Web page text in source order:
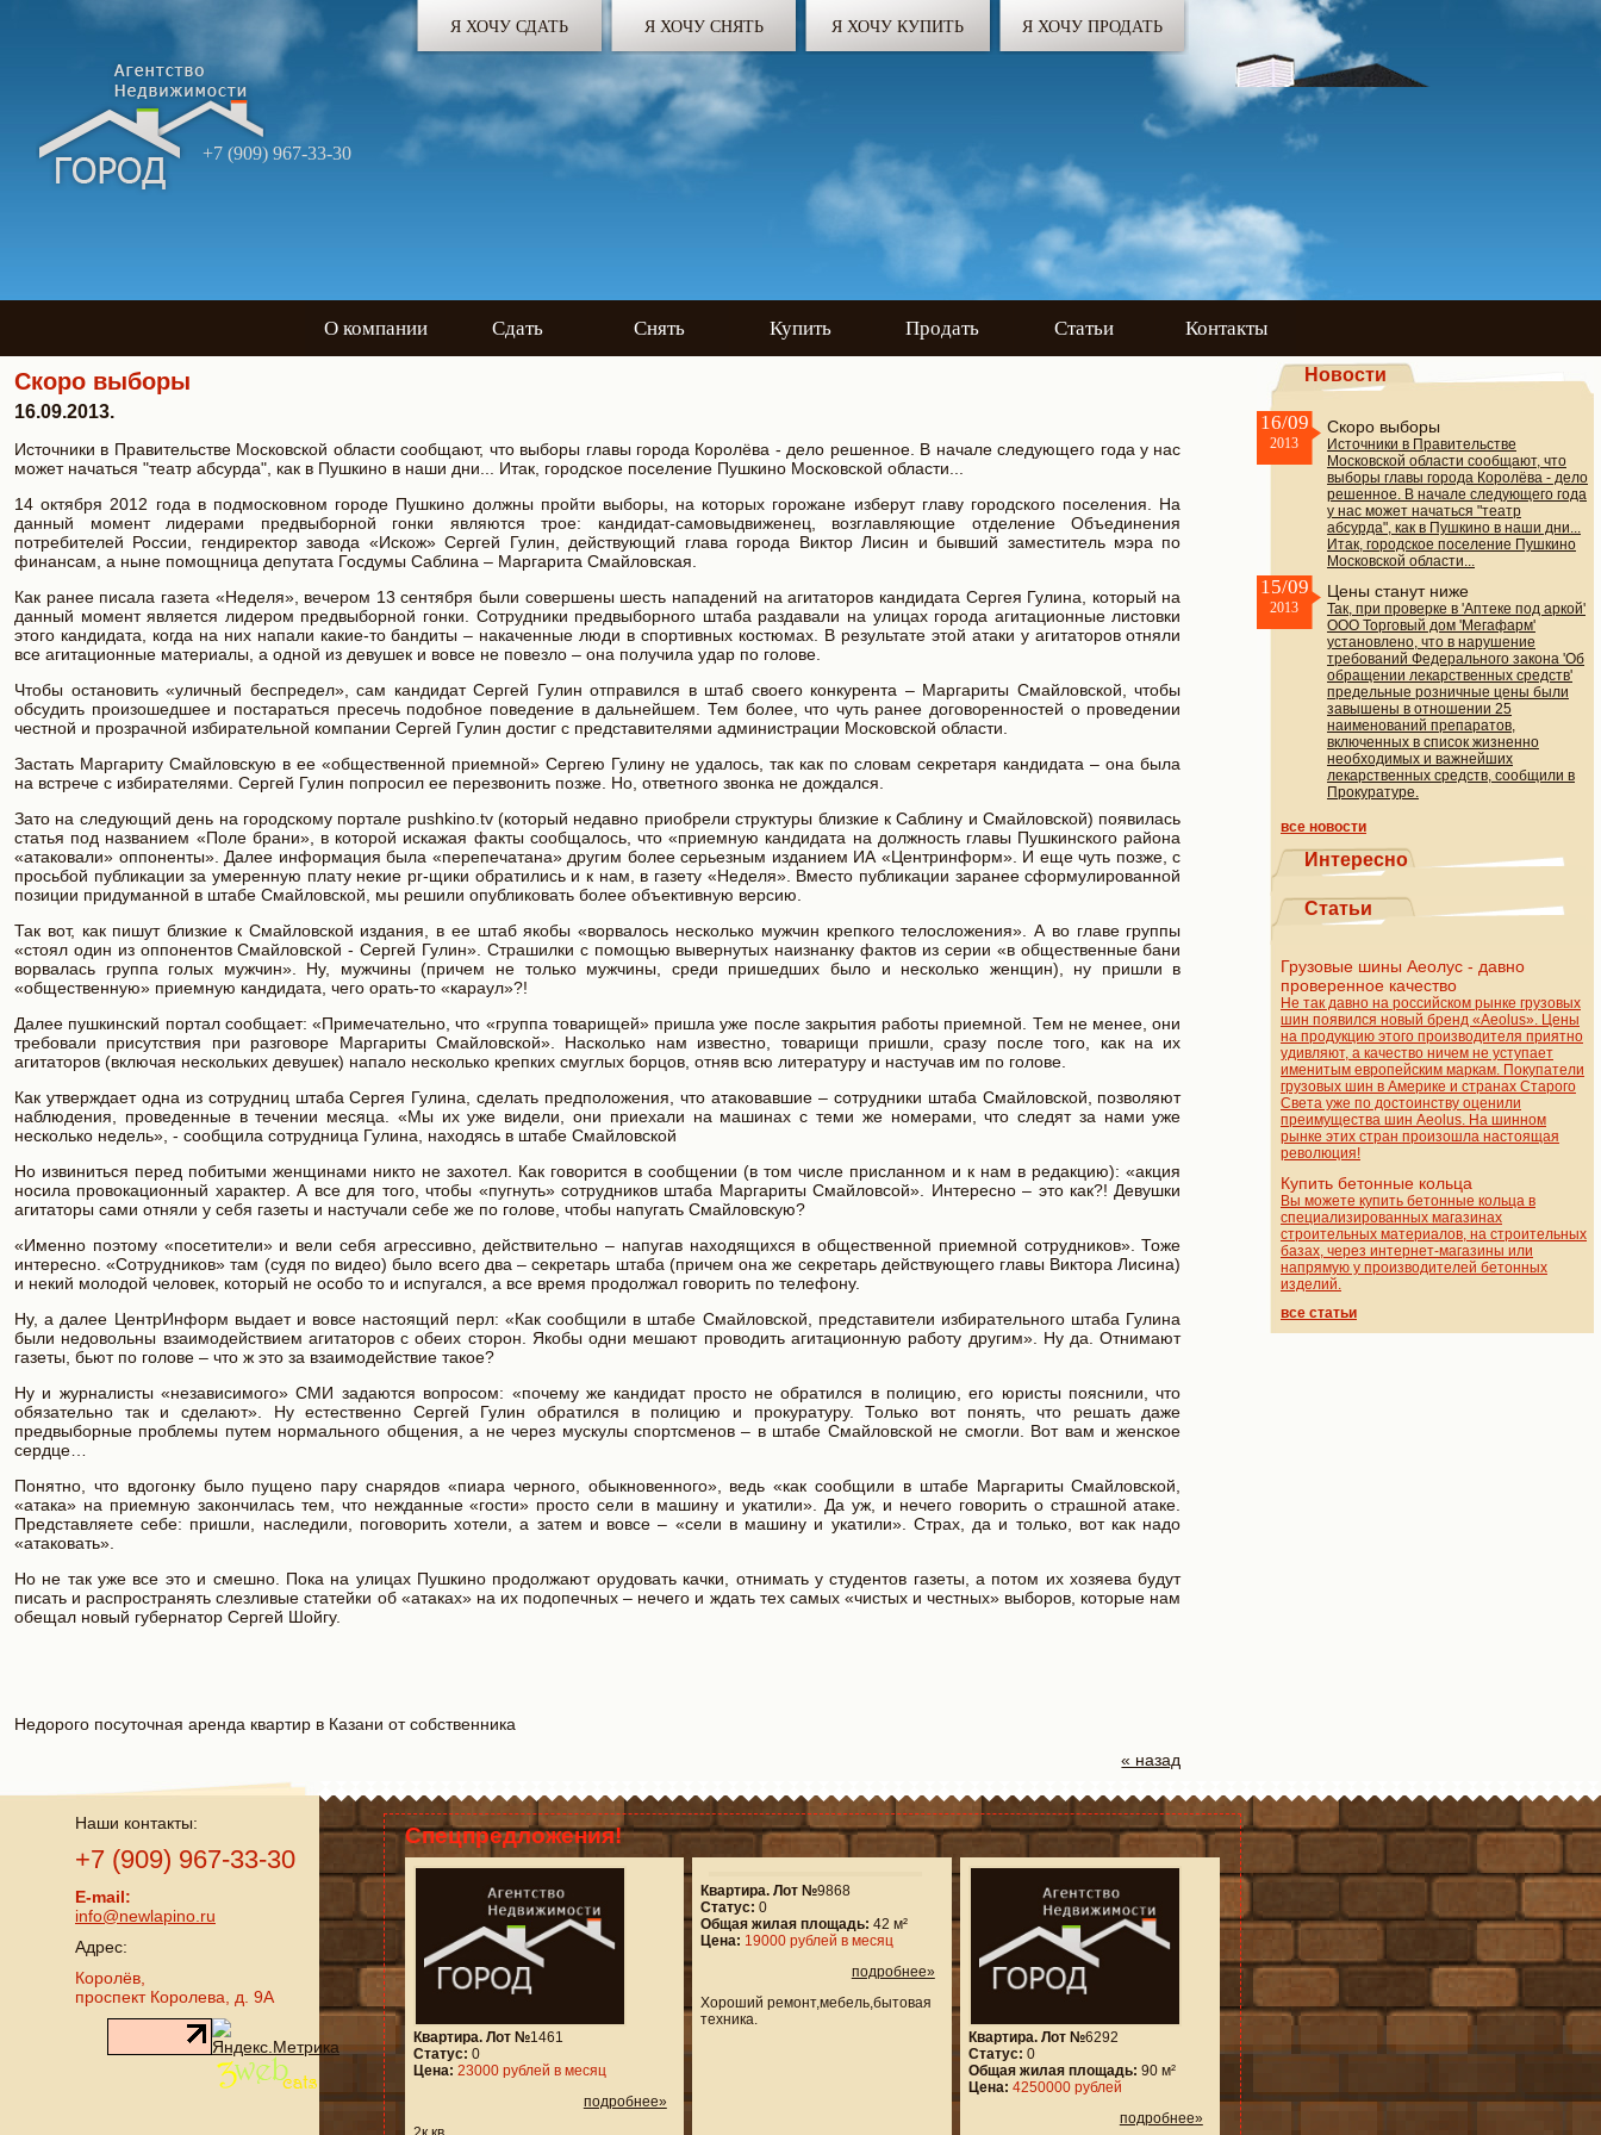
Я ХОЧУ СДАТЬ Я ХОЧУ СНЯТЬ Я ХОЧУ КУПИТЬ Я ХОЧУ ПРОДАТЬ
+7 (909) 967-33-30
О компании Сдать Снять Купить Продать Статьи Контакты
Скоро выборы
16.09.2013.
Источники в Правительстве Московской области сообщают, что выборы главы города Королёва - дело решенное. В начале следующего года у нас
может начаться "театр абсурда", как в Пушкино в наши дни... Итак, городское поселение Пушкино Московской области...
14 октября 2012 года в подмосковном городе Пушкино должны пройти выборы, на которых горожане изберут главу городского поселения. На
данный момент лидерами предвыборной гонки являются трое: кандидат-самовыдвиженец, возглавляющие отделение Объединения
потребителей России, гендиректор завода «Искож» Сергей Гулин, действующий глава города Виктор Лисин и бывший заместитель мэра по
финансам, а ныне помощница депутата Госдумы Саблина – Маргарита Смайловская.
Как ранее писала газета «Неделя», вечером 13 сентября были совершены шесть нападений на агитаторов кандидата Сергея Гулина, который на
данный момент является лидером предвыборной гонки. Сотрудники предвыборного штаба раздавали на улицах города агитационные листовки
этого кандидата, когда на них напали какие-то бандиты – накаченные люди в спортивных костюмах. В результате этой атаки у агитаторов отняли
все агитационные материалы, а одной из девушек и вовсе не повезло – она получила удар по голове.
Чтобы остановить «уличный беспредел», сам кандидат Сергей Гулин отправился в штаб своего конкурента – Маргариты Смайловской, чтобы
обсудить произошедшее и постараться пресечь подобное поведение в дальнейшем. Тем более, что чуть ранее договоренностей о проведении
честной и прозрачной избирательной компании Сергей Гулин достиг с представителями администрации Московской области.
Застать Маргариту Смайловскую в ее «общественной приемной» Сергею Гулину не удалось, так как по словам секретаря кандидата – она была
на встрече с избирателями. Сергей Гулин попросил ее перезвонить позже. Но, ответного звонка не дождался.
Зато на следующий день на городскому портале pushkino.tv (который недавно приобрели структуры близкие к Саблину и Смайловской) появилась
статья под названием «Поле брани», в которой искажая факты сообщалось, что «приемную кандидата на должность главы Пушкинского района
«атаковали» оппоненты». Далее информация была «перепечатана» другим более серьезным изданием ИА «Центринформ». И еще чуть позже, с
просьбой публикации за умеренную плату некие pr-щики обратились и к нам, в газету «Неделя». Вместо публикации заранее сформулированной
позиции придуманной в штабе Смайловской, мы решили опубликовать более объективную версию.
Так вот, как пишут близкие к Смайловской издания, в ее штаб якобы «ворвалось несколько мужчин крепкого телосложения». А во главе группы
«стоял один из оппонентов Смайловской - Cергей Гулин». Страшилки с помощью вывернутых наизнанку фактов из серии «в общественные бани
ворвалась группа голых мужчин». Ну, мужчины (причем не только мужчины, среди пришедших было и несколько женщин), ну пришли в
«общественную» приемную кандидата, чего орать-то «караул»?!
Далее пушкинский портал сообщает: «Примечательно, что «группа товарищей» пришла уже после закрытия работы приемной. Тем не менее, они
требовали присутствия при разговоре Маргариты Смайловской». Насколько нам известно, товарищи пришли, сразу после того, как на их
агитаторов (включая нескольких девушек) напало несколько крепких смуглых борцов, отняв всю литературу и настучав им по голове.
Как утверждает одна из сотрудниц штаба Сергея Гулина, сделать предположения, что атаковавшие – сотрудники штаба Смайловской, позволяют
наблюдения, проведенные в течении месяца. «Мы их уже видели, они приехали на машинах с теми же номерами, что следят за нами уже
несколько недель», - сообщила сотрудница Гулина, находясь в штабе Смайловской
Но извиниться перед побитыми женщинами никто не захотел. Как говорится в сообщении (в том числе присланном и к нам в редакцию): «акция
носила провокационный характер. А все для того, чтобы «пугнуть» сотрудников штаба Маргариты Смайловсой». Интересно – это как?! Девушки
агитаторы сами отняли у себя газеты и настучали себе же по голове, чтобы напугать Смайловскую?
«Именно поэтому «посетители» и вели себя агрессивно, действительно – напугав находящихся в общественной приемной сотрудников». Тоже
интересно. «Сотрудников» там (судя по видео) было всего два – секретарь штаба (причем она же секретарь действующего главы Виктора Лисина)
и некий молодой человек, который не особо то и испугался, а все время продолжал говорить по телефону.
Ну, а далее ЦентрИнформ выдает и вовсе настоящий перл: «Как сообщили в штабе Смайловской, представители избирательного штаба Гулина
были недовольны взаимодействием агитаторов с обеих сторон. Якобы одни мешают проводить агитационную работу другим». Ну да. Отнимают
газеты, бьют по голове – что ж это за взаимодействие такое?
Ну и журналисты «независимого» СМИ задаются вопросом: «почему же кандидат просто не обратился в полицию, его юристы пояснили, что
обязательно так и сделают». Ну естественно Сергей Гулин обратился в полицию и прокуратуру. Только вот понять, что решать даже
предвыборные проблемы путем нормального общения, а не через мускулы спортсменов – в штабе Смайловской не смогли. Вот вам и женское
сердце…
Понятно, что вдогонку было пущено пару снарядов «пиара черного, обыкновенного», ведь «как сообщили в штабе Маргариты Смайловской,
«атака» на приемную закончилась тем, что нежданные «гости» просто сели в машину и укатили». Да уж, и нечего говорить о страшной атаке.
Представляете себе: пришли, наследили, поговорить хотели, а затем и вовсе – «сели в машину и укатили». Страх, да и только, вот как надо
«атаковать».
Но не так уже все это и смешно. Пока на улицах Пушкино продолжают орудовать качки, отнимать у студентов газеты, а потом их хозяева будут
писать и распространять слезливые статейки об «атаках» на их подопечных – нечего и ждать тех самых «чистых и честных» выборов, которые нам
обещал новый губернатор Сергей Шойгу.
Недорого посуточная аренда квартир в Казани от собственника
« назад
Новости
16/09
2013
Скоро выборы
Источники в Правительстве
Московской области сообщают, что
выборы главы города Королёва - дело
решенное. В начале следующего года
у нас может начаться "театр
абсурда", как в Пушкино в наши дни...
Итак, городское поселение Пушкино
Московской области...
15/09
2013
Цены станут ниже
Так, при проверке в 'Аптеке под аркой'
ООО Торговый дом 'Мегафарм'
установлено, что в нарушение
требований Федерального закона 'Об
обращении лекарственных средств'
предельные розничные цены были
завышены в отношении 25
наименований препаратов,
включенных в список жизненно
необходимых и важнейших
лекарственных средств, сообщили в
Прокуратуре.
все новости
Интересно
Статьи
Грузовые шины Аеолус - давно
проверенное качество
Не так давно на российском рынке грузовых
шин появился новый бренд «Aeolus». Цены
на продукцию этого производителя приятно
удивляют, а качество ничем не уступает
именитым европейским маркам. Покупатели
грузовых шин в Америке и странах Старого
Света уже по достоинству оценили
преимущества шин Aeolus. На шинном
рынке этих стран произошла настоящая
революция!
Купить бетонные кольца
Вы можете купить бетонные кольца в
специализированных магазинах
строительных материалов, на строительных
базах, через интернет-магазины или
напрямую у производителей бетонных
изделий.
все статьи
Наши контакты:
+7 (909) 967-33-30
E-mail:
info@newlapino.ru
Адрес:
Королёв,
проспект Королева, д. 9А
Спецпредложения!
Квартира. Лот №1461
Статус: 0
Цена: 23000 рублей в месяц
подробнее»
Квартира. Лот №9868
Статус: 0
Общая жилая площадь: 42 м²
Цена: 19000 рублей в месяц
подробнее»
Хороший ремонт,мебель,бытовая
техника.
Квартира. Лот №6292
Статус: 0
Общая жилая площадь: 90 м²
Цена: 4250000 рублей
подробнее»